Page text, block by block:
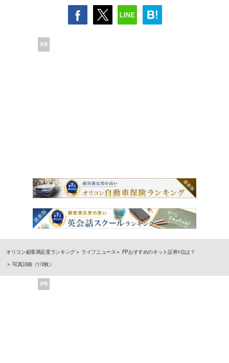
PR
オリコン顧客満足度ランキング ライフニュース
FPおすすめのネット証券1位は？
写真詳細（1/2枚）
PR